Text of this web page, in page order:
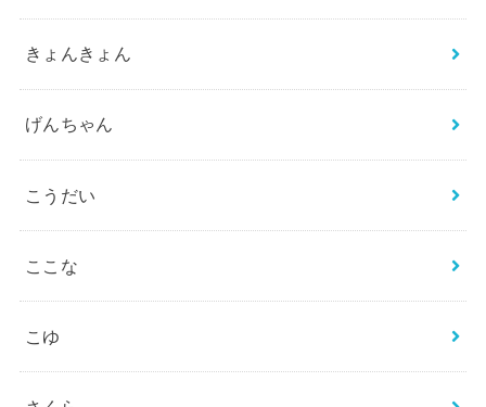
きょんきょん
げんちゃん
こうだい
ここな
こゆ